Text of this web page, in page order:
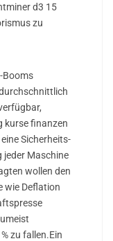
d3 15
zu
Booms
kurse finanzen
Sicherheits-
jeder Maschine
wollen den
wie Deflation
zu fallen.Ein